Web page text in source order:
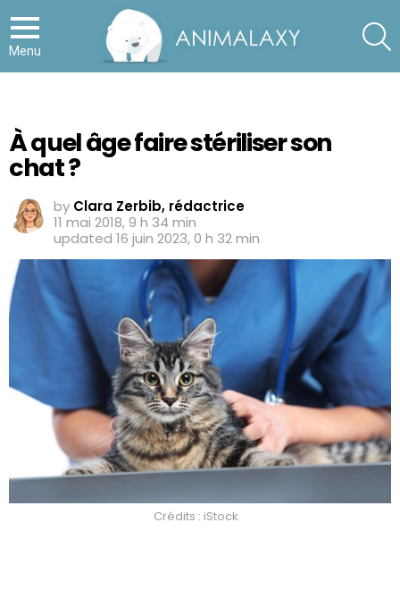
Menu
À quel âge faire stériliser son
chat ?
by Clara Zerbib, rédactrice
11 mai 2018, 9 h 34 min
updated 16 juin 2023, 0 h 32 min
Crédits : iStock